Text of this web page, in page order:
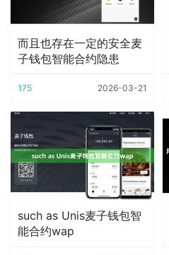
而且也存在一定的安全麦
子钱包智能合约隐患
175 2026-03-21
such as Unis麦子钱包智
能合约wap